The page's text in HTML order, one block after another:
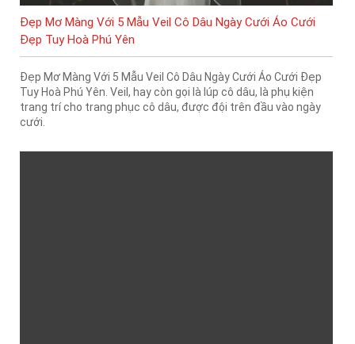
Đẹp Mơ Màng Với 5 Mẫu Veil Cô Dâu Ngày Cưới Áo Cưới
Đẹp Tuy Hoà Phú Yên
Đẹp Mơ Màng Với 5 Mẫu Veil Cô Dâu Ngày Cưới Áo Cưới Đẹp
Tuy Hoà Phú Yên. Veil, hay còn gọi là lúp cô dâu, là phụ kiện
trang trí cho trang phục cô dâu, được đội trên đầu vào ngày
cưới.